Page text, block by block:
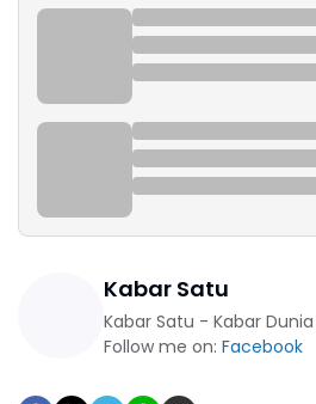
Kabar Satu
Kabar Satu - Kabar
Follow me on: Facebook